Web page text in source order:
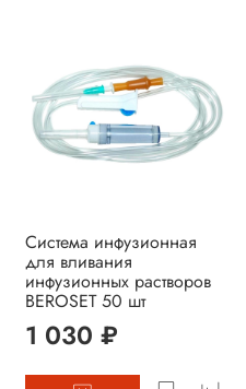
Система инфузионная
для вливания
инфузионных растворов
BEROSET 50 шт
1 030 ₽